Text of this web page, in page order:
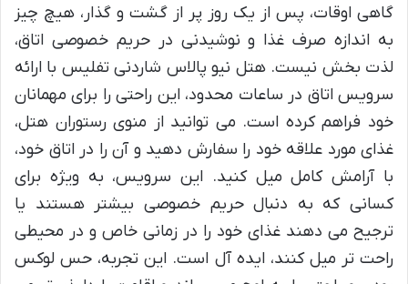
گاهی اوقات، پس از یک روز پر از گشت و گذار، هیچ چیز
به اندازه صرف غذا و نوشیدنی در حریم خصوصی اتاق،
لذت بخش نیست. هتل نیو پالاس شاردنی تفلیس با ارائه
سرویس اتاق در ساعات محدود، این راحتی را برای مهمانان
خود فراهم کرده است. می توانید از منوی رستوران هتل،
غذای مورد علاقه خود را سفارش دهید و آن را در اتاق خود،
با آرامش کامل میل کنید. این سرویس، به ویژه برای
کسانی که به دنبال حریم خصوصی بیشتر هستند یا
ترجیح می دهند غذای خود را در زمانی خاص و در محیطی
راحت تر میل کنند، ایده آل است. این تجربه، حس لوکس